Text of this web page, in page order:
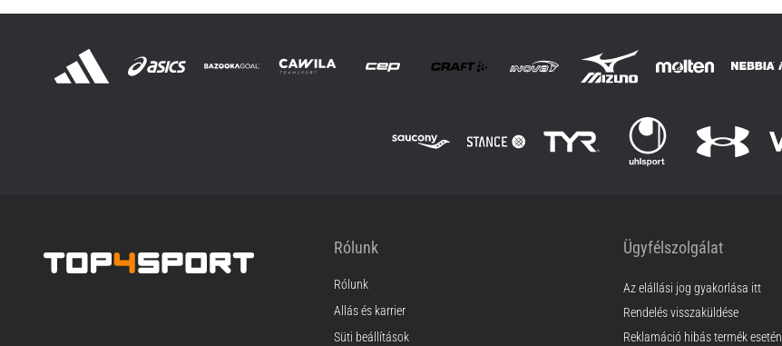
Rólunk
Rólunk
Állás és karrier
Süti beállítások
Ügyfélszolgálat
Az elállási jog gyakorlása itt
Rendelés visszaküldése
Reklamáció hibás termék esetén